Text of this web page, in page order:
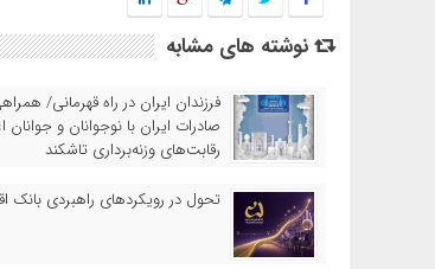
نوشته های مشابه
​فرزندان ایران در راه قهرمانی/
صادرات ایران با نوجوانان و جوانان
رقابت‌های وزنه‌برداری تاشکند
تحول در رویکردهای راهبردی بانک